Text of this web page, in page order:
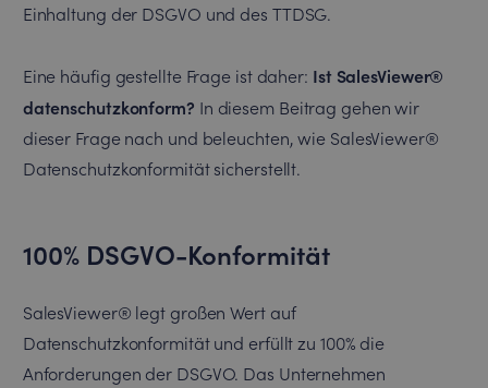
Einhaltung der DSGVO und des TTDSG.
Eine häufig gestellte Frage ist daher: Ist SalesViewer®
datenschutzkonform? In diesem Beitrag gehen wir
dieser Frage nach und beleuchten, wie SalesViewer®
Datenschutzkonformität sicherstellt.
100% DSGVO-Konformität
SalesViewer® legt großen Wert auf
Datenschutzkonformität und erfüllt zu 100% die
Anforderungen der DSGVO. Das Unternehmen